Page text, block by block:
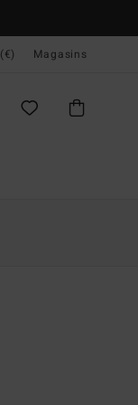
FR (€) Magasins